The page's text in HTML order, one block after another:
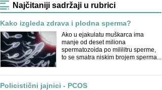
Najčitaniji sadržaji u rubrici
Kako izgleda zdrava i plodna sperma?
Ako u ejakulatu muškarca ima
manje od deset miliona
spermatozoida po mililitru sperme,
to se smatra niskim brojem sperma...
Policistični jajnici - PCOS